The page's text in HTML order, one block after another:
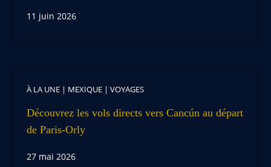
11 juin 2026
À LA UNE | MEXIQUE | VOYAGES
Découvrez les vols directs vers Cancún au départ
de Paris-Orly
27 mai 2026